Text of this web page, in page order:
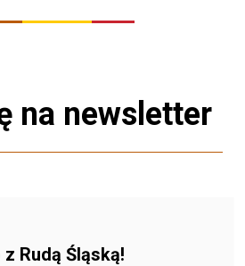
na newsletter
Rudą Śląską!